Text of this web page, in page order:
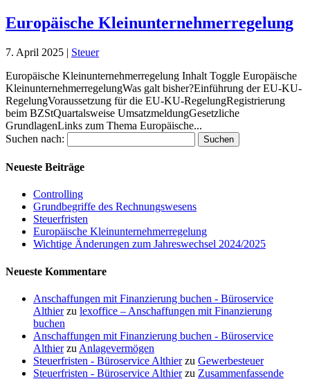
Europäische Kleinunternehmerregelung
7. April 2025 | Steuer
Europäische Kleinunternehmerregelung Inhalt Toggle Europäische
KleinunternehmerregelungWas galt bisher?Einführung der EU-KU-
RegelungVoraussetzung für die EU-KU-RegelungRegistrierung
beim BZStQuartalsweise UmsatzmeldungGesetzliche
GrundlagenLinks zum Thema Europäische...
Suchen nach:
Neueste Beiträge
Controlling
Grundbegriffe des Rechnungswesens
Steuerfristen
Europäische Kleinunternehmerregelung
Wichtige Änderungen zum Jahreswechsel 2024/2025
Neueste Kommentare
Anschaffungen mit Finanzierung buchen - Büroservice
Althierzu lexoffice – Anschaffungen mit Finanzierung
buchen
Anschaffungen mit Finanzierung buchen - Büroservice
Althierzu Anlagevermögen
Steuerfristen - Büroservice Althierzu Gewerbesteuer
Steuerfristen - Büroservice Althierzu Zusammenfassende